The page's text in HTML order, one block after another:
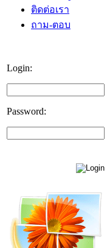
ติดต่อเรา
ถาม-ตอบ
Login:
Password: